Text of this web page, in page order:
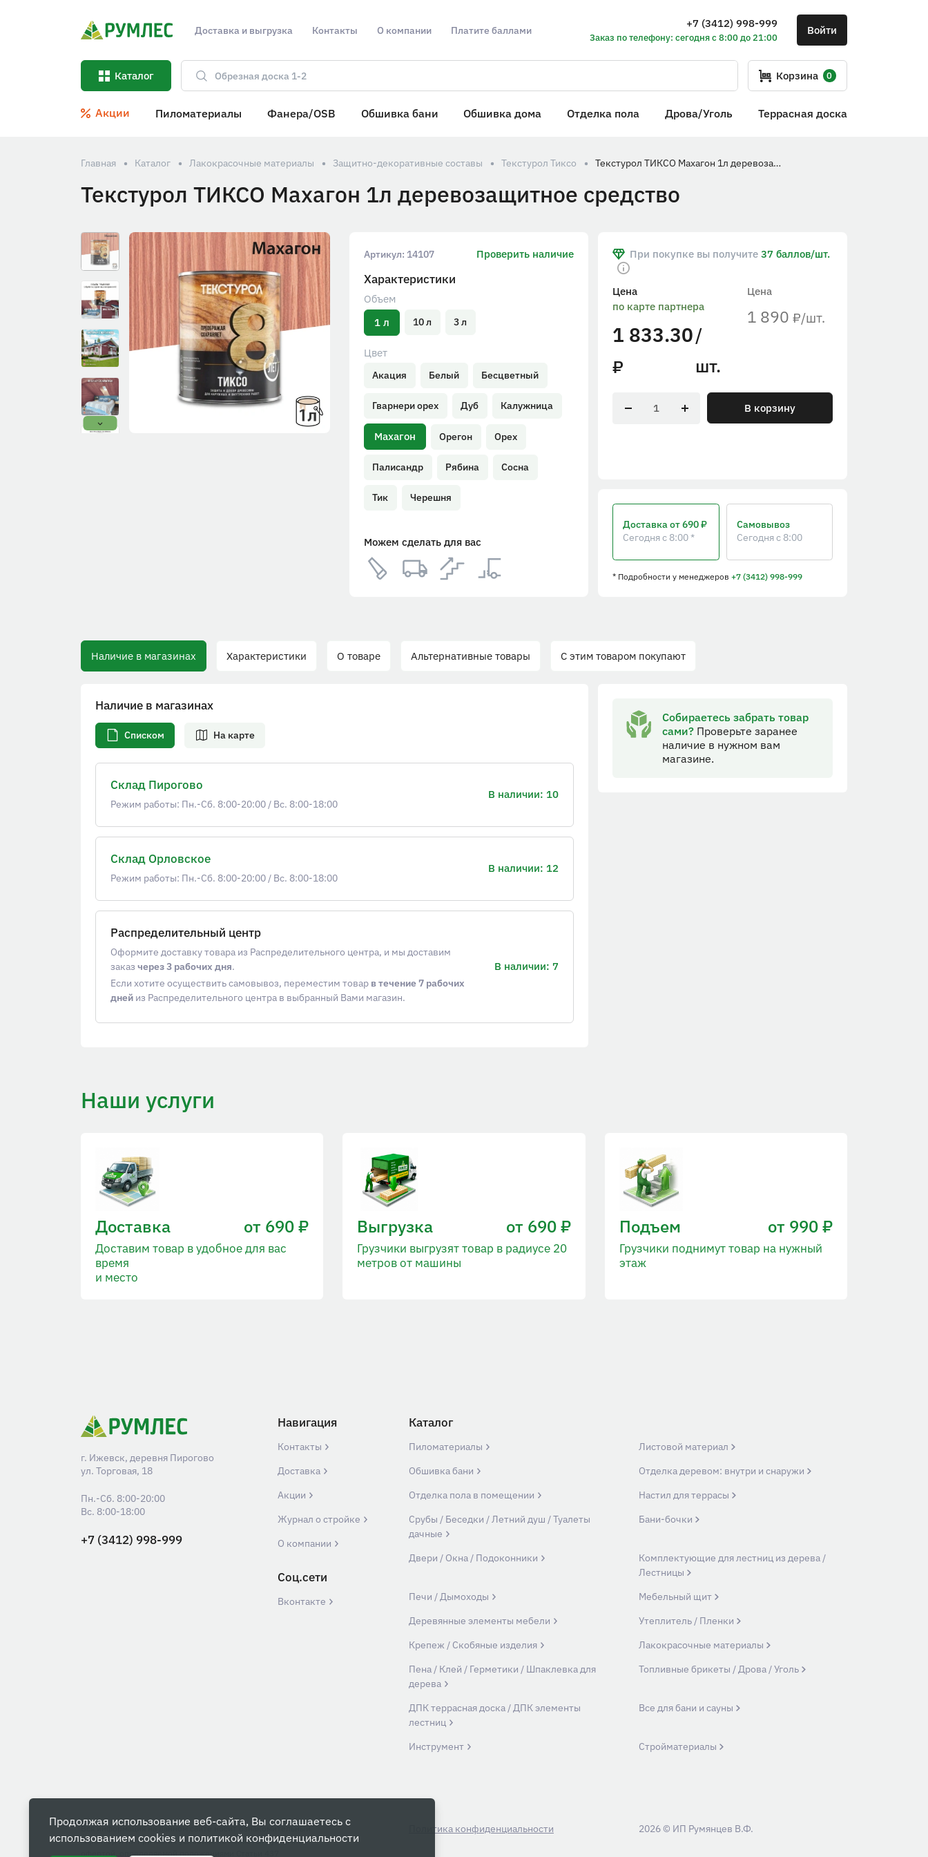
Доставка и выгрузка Контакты О компании Платите баллами
+7 (3412) 998-999
Заказ по телефону: сегодня с 8:00 до 21:00
Войти
Каталог Корзина 0
Акции Пиломатериалы Фанера/OSB Обшивка бани Обшивка дома Отделка пола Дрова/Уголь Террасная доска
Главная Каталог Лакокрасочные материалы Защитно-декоративные составы Текстурол Тиксо Текстурол ТИКСО Махагон 1л деревозащитное средство
Текстурол ТИКСО Махагон 1л деревозащитное средство
Артикул: 14107 Проверить наличие
Характеристики
Объем
1 л
10 л 3 л
Цвет
Акация Белый Бесцветный
Гварнери орех Дуб Калужница
Махагон Орегон Орех
Палисандр Рябина Сосна
Тик Черешня
Можем сделать для вас
При покупке вы получите 37 баллов/шт.
Цена
1 890 ₽/шт.
Цена
по карте партнера
1 833.30
₽
/
шт.
В корзину
Доставкаот 690 ₽
Сегодня с 8:00 *
Самовывоз
Сегодня с 8:00
* Подробностиу менеджеров+7 (3412) 998-999
Наличие в магазинах Характеристики О товаре Альтернативные товары С этим товаром покупают
Наличие в магазинах
Списком На карте
Склад Пирогово
Режим работы: Пн.-Сб. 8:00-20:00 / Вс. 8:00-18:00
В наличии: 10
Склад Орловское
Режим работы: Пн.-Сб. 8:00-20:00 / Вс. 8:00-18:00
В наличии: 12
Распределительный центр
Оформите доставку товара из Распределительного центра, и мы доставим
заказ через 3 рабочих дня.
Если хотите осуществить самовывоз, переместим товар в течение 7 рабочих
дней из Распределительного центра в выбранный Вами магазин.
В наличии: 7
Собираетесь забрать товар
сами?Проверьте заранее
наличие в нужном вам
магазине.
Наши услуги
Доставка от 690 ₽
Доставим товар в удобное для вас
время
и место
Выгрузка от 690 ₽
Грузчики выгрузят товар в радиусе 20
метров от машины
Подъем от 990 ₽
Грузчики поднимут товар на нужный
этаж
г. Ижевск, деревня Пирогово
ул. Торговая, 18
+7 (3412) 998-999
Пн.-Сб. 8:00-20:00
Вс. 8:00-18:00
Навигация
Контакты
Доставка
Акции
Журнал о стройке
О компании
Соц.сети
Вконтакте
Каталог
Пиломатериалы
Листовой материал
Обшивка бани
Отделка деревом: внутри и снаружи
Отделка пола в помещении
Настил для террасы
Срубы / Беседки / Летний душ / Туалеты
дачные
Бани-бочки
Двери / Окна / Подоконники
Комплектующие для лестниц из дерева /
Лестницы
Печи / Дымоходы
Мебельный щит
Деревянные элементы мебели
Утеплитель / Пленки
Крепеж / Скобяные изделия
Лакокрасочные материалы
Пена / Клей / Герметики / Шпаклевка для
дерева
Топливные брикеты / Дрова / Уголь
ДПК террасная доска / ДПК элементы
лестниц
Все для бани и сауны
Инструмент Стройматериалы
Вся информация на данном сайте носит ознакомительный
характер и ни при каких условиях не является публичной
офертой, определяемой положениями Статьи 437
Политика конфиденциальности 2026 © ИП Румянцев В.Ф.
Продолжая использование веб-сайта, Вы соглашаетесь с
использованием cookies и политикой конфиденциальности